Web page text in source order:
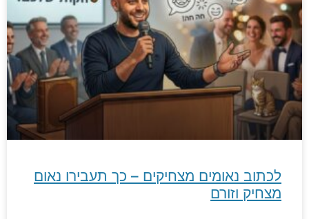
לכתוב נאומים מצחיקים – כך תעבירו נאום
מצחיק וזורם